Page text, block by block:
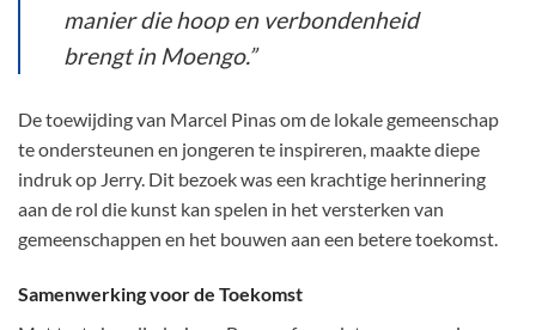
manier die hoop en verbondenheid
brengt in Moengo.”
De toewijding van Marcel Pinas om de lokale gemeenschap
te ondersteunen en jongeren te inspireren, maakte diepe
indruk op Jerry. Dit bezoek was een krachtige herinnering
aan de rol die kunst kan spelen in het versterken van
gemeenschappen en het bouwen aan een betere toekomst.
Samenwerking voor de Toekomst